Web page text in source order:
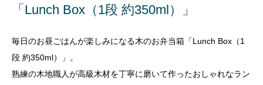
「Lunch Box（1段 約350ml）」
毎日のお昼ごはんが楽しみになる木のお弁当箱「Lunch Box（1
段 約350ml）」。
熟練の木地職人が高級木材を丁寧に磨いて作ったおしゃれなラン